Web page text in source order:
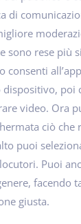
di
sono rese più
consenti
poi
video. Ora
ciò che
puoi
Puoi
facendo
giusta.